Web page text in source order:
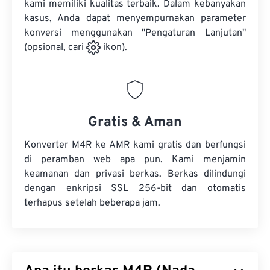
kami memiliki kualitas terbaik. Dalam kebanyakan
kasus, Anda dapat menyempurnakan parameter
konversi menggunakan "Pengaturan Lanjutan"
(opsional, cari
ikon).
Gratis & Aman
Konverter M4R ke AMR kami gratis dan berfungsi
di peramban web apa pun. Kami menjamin
keamanan dan privasi berkas. Berkas dilindungi
dengan enkripsi SSL 256-bit dan otomatis
terhapus setelah beberapa jam.